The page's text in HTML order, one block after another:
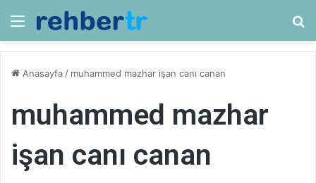
Menü
Anasayfa / muhammed mazhar işan canı canan
muhammed mazhar
işan canı canan